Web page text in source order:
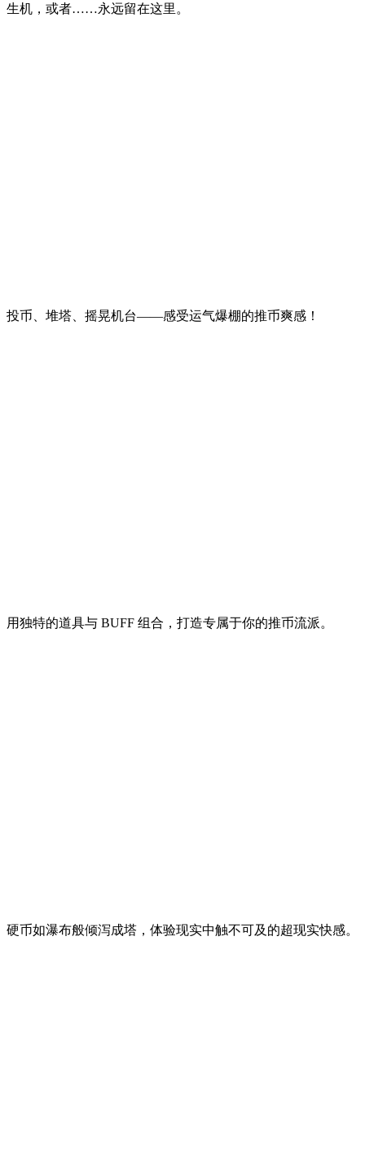
生机，或者……永远留在这里。
投币、堆塔、摇晃机台——感受运气爆棚的推币爽感！
用独特的道具与 BUFF 组合，打造专属于你的推币流派。
硬币如瀑布般倾泻成塔，体验现实中触不可及的超现实快感。